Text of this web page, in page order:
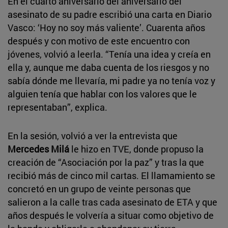
asesinato de su padre escribió una carta en Diario
Vasco: ‘Hoy no soy más valiente’. Cuarenta años
después y con motivo de este encuentro con
jóvenes, volvió a leerla. “Tenía una idea y creía en
ella y, aunque me daba cuenta de los riesgos y no
sabía dónde me llevaría, mi padre ya no tenía voz y
alguien tenía que hablar con los valores que le
representaban”, explica.
En la sesión, volvió a ver la entrevista que
Mercedes Milá le hizo en TVE, donde propuso la
creación de “Asociación por la paz” y tras la que
recibió más de cinco mil cartas. El llamamiento se
concretó en un grupo de veinte personas que
salieron a la calle tras cada asesinato de ETA y que
años después le volvería a situar como objetivo de